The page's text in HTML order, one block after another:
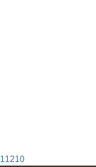
11210